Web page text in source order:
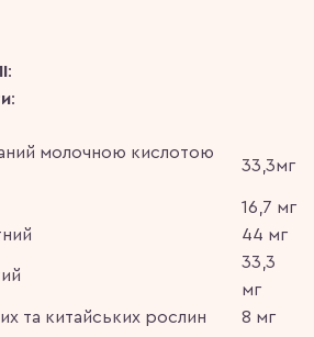
:
:
молочною кислотою
33,3мг
16,7 мг
44 мг
33,3
мг
та китайських рослин
8 мг